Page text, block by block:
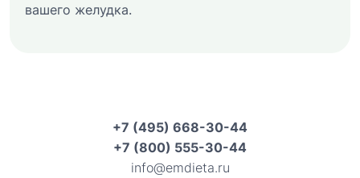
вашего желудка.
+7 (495) 668-30-44
+7 (800) 555-30-44
info@emdieta.ru